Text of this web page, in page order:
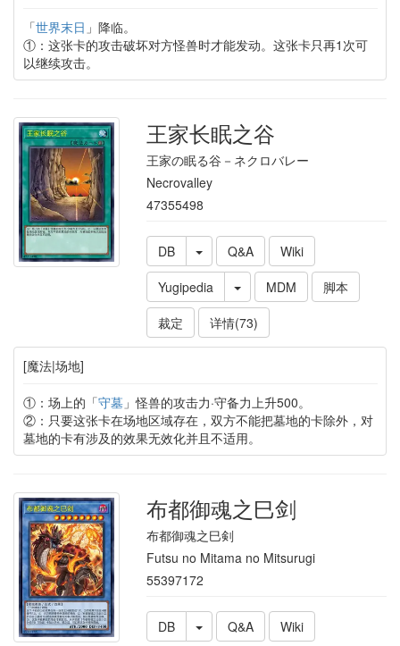
「世界末日 」降临。
①：这张卡的攻击破坏对方怪兽时才能发动。这张卡只再1次可
以继续攻击。
王家长眠之谷
王家の眠る谷－ネクロバレー
Necrovalley
47355498
DB Q&A
Wiki
Yugipedia
MDM
脚本
裁定
详情(73)
[魔法|场地]
①：场上的「守墓」怪兽的攻击力·守备力上升500。
②：只要这张卡在场地区域存在，双方不能把墓地的卡除外，对
墓地的卡有涉及的效果无效化并且不适用。
布都御魂之巳剑
布都御魂之巳剣
Futsu no Mitama no Mitsurugi
55397172
DB Q&A
Wiki